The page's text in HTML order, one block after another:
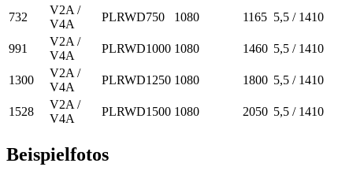
732
V2A /
V4A
PLRWD750 1080 1165 5,5 / 1410
991
V2A /
V4A
PLRWD1000 1080 1460 5,5 / 1410
1300
V2A /
V4A
PLRWD1250 1080 1800 5,5 / 1410
1528
V2A /
V4A
PLRWD1500 1080 2050 5,5 / 1410
Beispielfotos